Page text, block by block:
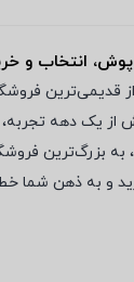
انتخاب و
قدیمی‌ترین
از یک دهه
بزرگ‌ترین
و به ذهن شما